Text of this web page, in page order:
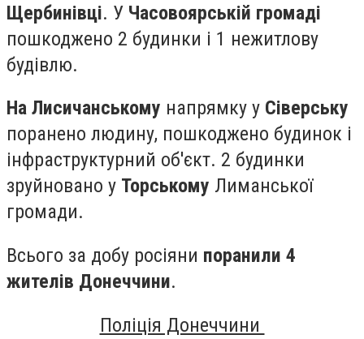
Щербинівці. У Часовоярській громаді
пошкоджено 2 будинки і 1 нежитлову
будівлю.
На Лисичанському напрямку у Сіверську
поранено людину, пошкоджено будинок і
інфраструктурний об'єкт. 2 будинки
зруйновано у Торському Лиманської
громади.
Всього за добу росіяни поранили 4
жителів Донеччини.
Поліція Донеччини